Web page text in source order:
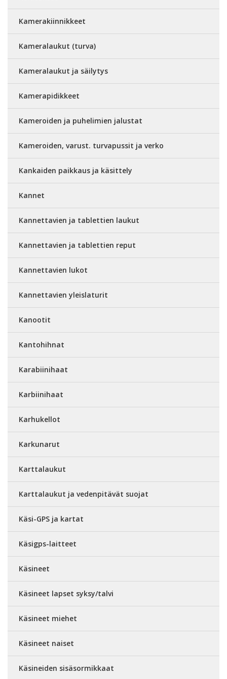
Kamerakiinnikkeet
Kameralaukut (turva)
Kameralaukut ja säilytys
Kamerapidikkeet
Kameroiden ja puhelimien jalustat
Kameroiden, varust. turvapussit ja verko
Kankaiden paikkaus ja käsittely
Kannet
Kannettavien ja tablettien laukut
Kannettavien ja tablettien reput
Kannettavien lukot
Kannettavien yleislaturit
Kanootit
Kantohihnat
Karabiinihaat
Karbiinihaat
Karhukellot
Karkunarut
Karttalaukut
Karttalaukut ja vedenpitävät suojat
Käsi-GPS ja kartat
Käsigps-laitteet
Käsineet
Käsineet lapset syksy/talvi
Käsineet miehet
Käsineet naiset
Käsineiden sisäsormikkaat